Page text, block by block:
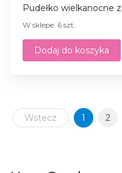
Pudełko wielkanocne
W sklepe: 6 szt.
Dodaj do koszyka
Wstecz 1 2